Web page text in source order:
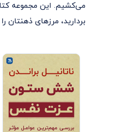
می‌کشیم. این مجموعه
بردارید، مرزهای